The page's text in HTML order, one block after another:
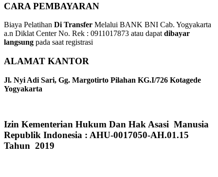
CARA PEMBAYARAN
Biaya Pelatihan Di Transfer Melalui BANK BNI Cab. Yogyakarta
a.n Diklat Center No. Rek : 0911017873 atau dapatdibayar
langsung pada saat registrasi
ALAMAT KANTOR
Jl. Nyi Adi Sari, Gg. Margotirto Pilahan KG.I/726 Kotagede
Yogyakarta
Izin Kementerian Hukum Dan Hak Asasi Manusia
Republik Indonesia : AHU-0017050-AH.01.15
Tahun 2019